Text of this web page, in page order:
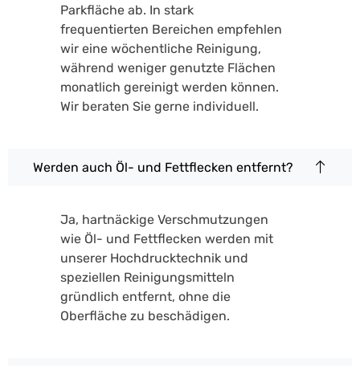
Parkfläche ab. In stark
frequentierten Bereichen empfehlen
wir eine wöchentliche Reinigung,
während weniger genutzte Flächen
monatlich gereinigt werden können.
Wir beraten Sie gerne individuell.
Werden auch Öl- und Fettflecken entfernt?
Ja, hartnäckige Verschmutzungen
wie Öl- und Fettflecken werden mit
unserer Hochdrucktechnik und
speziellen Reinigungsmitteln
gründlich entfernt, ohne die
Oberfläche zu beschädigen.